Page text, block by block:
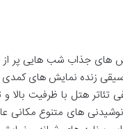
های جذاب شب هایی پر
زنده نمایش های
تئاتر هتل با ظرفیت
های متنوع مکانی